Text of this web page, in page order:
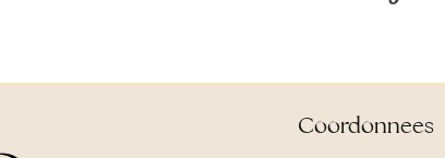
Coordonnees